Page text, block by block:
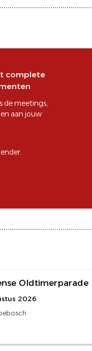
complete
demeetings,
aan jouw
Oldtimerparade
2026